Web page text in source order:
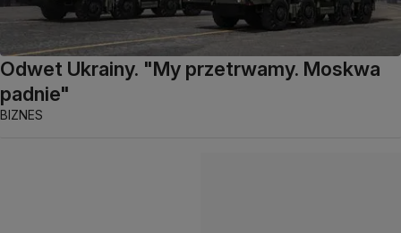
Odwet Ukrainy. "My przetrwamy. Moskwa
padnie"
BIZNES